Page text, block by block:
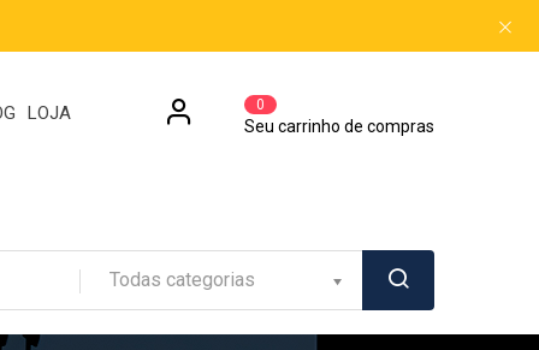
LOJA
Seu carrinho de compras
0
Todas categorias